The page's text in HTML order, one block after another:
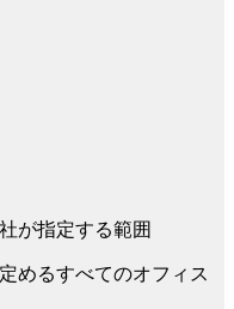
が指定する範囲
めるすべてのオフィス